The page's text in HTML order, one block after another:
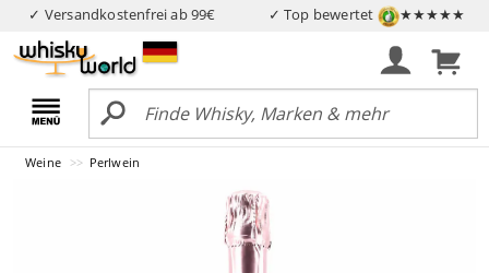
✓ Versandkostenfrei ab 99€ ✓ Top bewertet ★★★★★
Weine Perlwein